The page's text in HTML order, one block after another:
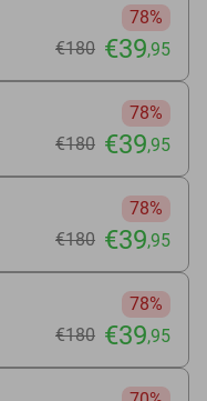
78%
€180 €39,95
78%
€180 €39,95
78%
€180 €39,95
78%
€180 €39,95